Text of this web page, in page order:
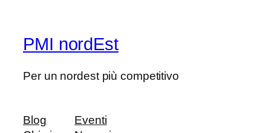
PMI nordEst
Per un nordest più competitivo
Blog
Eventi